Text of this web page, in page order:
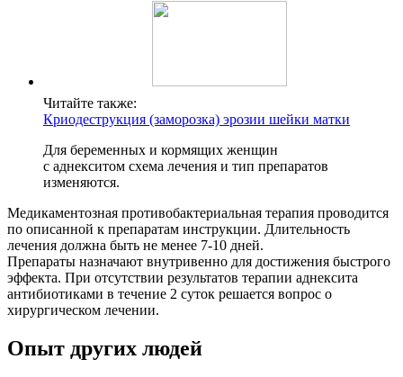
Читайте также:
Криодеструкция (заморозка) эрозии шейки матки
Для беременных и кормящих женщин
с аднекситом схема лечения и тип препаратов
изменяются.
Медикаментозная противобактериальная терапия проводится
по описанной к препаратам инструкции. Длительность
лечения должна быть не менее 7-10 дней.
Препараты назначают внутривенно для достижения быстрого
эффекта. При отсутствии результатов терапии аднексита
антибиотиками в течение 2 суток решается вопрос о
хирургическом лечении.
Опыт других людей